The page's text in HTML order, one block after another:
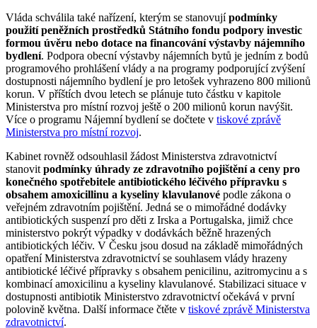
Vláda schválila také nařízení, kterým se stanovujípodmínky
použití peněžních prostředků Státního fondu podpory investic
formou úvěru nebo dotace na financování výstavby nájemního
bydlení. Podpora obecní výstavby nájemních bytů je jedním z bodů
programového prohlášení vlády a na programy podporující zvýšení
dostupnosti nájemního bydlení je pro letošek vyhrazeno 800 milionů
korun. V příštích dvou letech se plánuje tuto částku v kapitole
Ministerstva pro místní rozvoj ještě o 200 milionů korun navýšit.
Více o programu Nájemní bydlení se dočtete v tiskové zprávě
Ministerstva pro místní rozvoj.
Kabinet rovněž odsouhlasil žádost Ministerstva zdravotnictví
stanovit podmínky úhrady ze zdravotního pojištění a ceny pro
konečného spotřebitele antibiotického léčivého přípravku s
obsahem amoxicillinu a kyseliny klavulanové podle zákona o
veřejném zdravotním pojištění. Jedná se o mimořádné dodávky
antibiotických suspenzí pro děti z Irska a Portugalska, jimiž chce
ministerstvo pokrýt výpadky v dodávkách běžně hrazených
antibiotických léčiv. V Česku jsou dosud na základě mimořádných
opatření Ministerstva zdravotnictví se souhlasem vlády hrazeny
antibiotické léčivé přípravky s obsahem penicilinu, azitromycinu a s
kombinací amoxicilinu a kyseliny klavulanové. Stabilizaci situace v
dostupnosti antibiotik Ministerstvo zdravotnictví očekává v první
polovině května. Další informace čtěte v tiskové zprávě Ministerstva
zdravotnictví.